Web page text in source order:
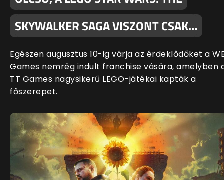
SKYWALKER SAGA VISZONT CSAK…
Egészen augusztus 10-ig várja az érdeklődőket a
Games nemrég indult franchise vására, amelyben
TT Games nagysikerű LEGO-játékai kapták a
főszerepet.